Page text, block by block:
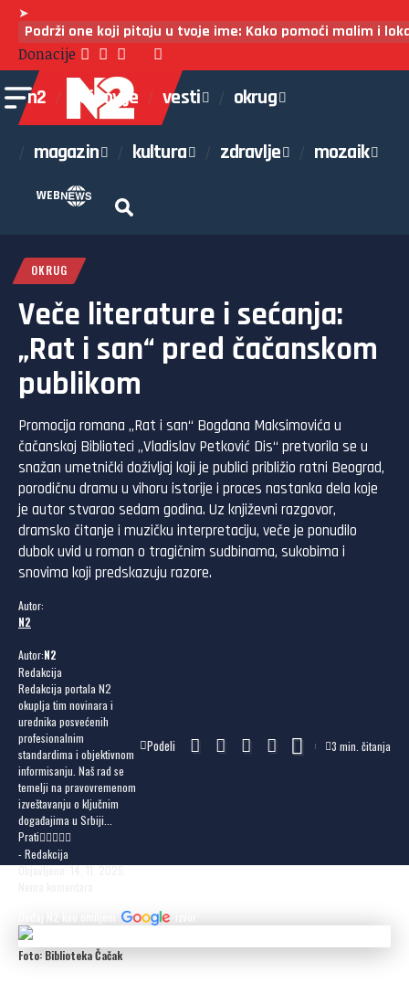
➤
Podrži one koji pitaju u tvoje ime: Kako pomoći malim i
Donacije
n2 najnovije vesti okrug
magazin kultura zdravlje mozaik
WEB
OKRUG
Veče literature i sećanja:
„Rat i san“ pred čačanskom
publikom
Promocija romana „Rat i san“ Bogdana Maksimovića u
čačanskoj Biblioteci „Vladislav Petković Dis“ pretvorila se u
snažan umetnički doživljaj koji je publici približio ratni Beograd,
porodičnu dramu u vihoru istorije i proces nastanka dela koje
je autor stvarao sedam godina. Uz književni razgovor,
dramsko čitanje i muzičku interpretaciju, veče je ponudilo
dubok uvid u roman o tragičnim sudbinama, sukobima i
snovima koji predskazuju razore.
Autor:
N2
Autor:N2
Redakcija
Redakcija portala N2
okuplja tim novinara i
urednika posvećenih
profesionalnim
standardima i objektivnom
informisanju. Naš rad se
temelji na pravovremenom
izveštavanju o ključnim
događajima u Srbiji...
Prati
- Redakcija
Objavljeno: 14. 11. 2025.
Podeli 3 min. čitanja
Foto: Biblioteka Čačak